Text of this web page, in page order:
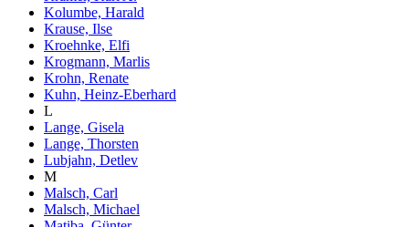
Kolumbe, Harald
Krause, Ilse
Kroehnke, Elfi
Krogmann, Marlis
Krohn, Renate
Kuhn, Heinz-Eberhard
L
Lange, Gisela
Lange, Thorsten
Lubjahn, Detlev
M
Malsch, Carl
Malsch, Michael